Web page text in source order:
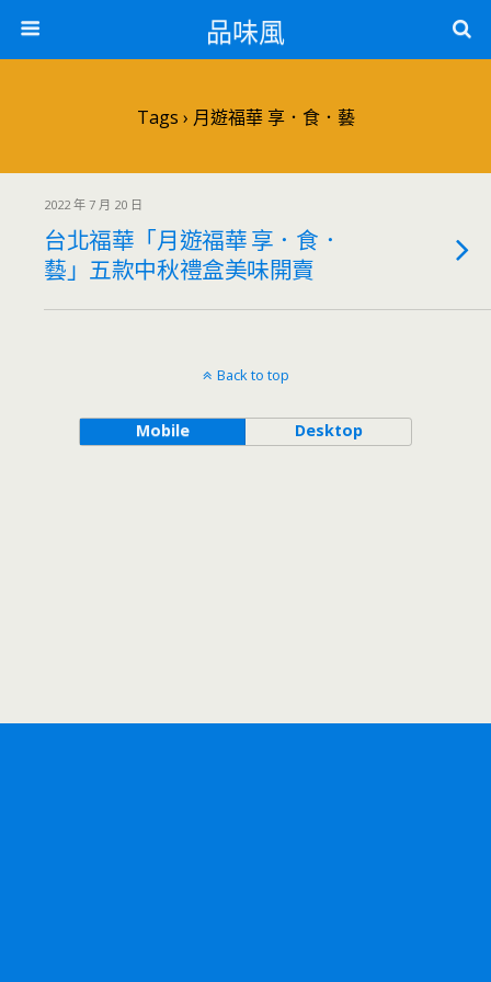
品味風
Tags › 月遊福華 享．食．藝
2022 年 7 月 20 日
台北福華「月遊福華 享．食．
藝」五款中秋禮盒美味開賣
Back to top
Mobile Desktop